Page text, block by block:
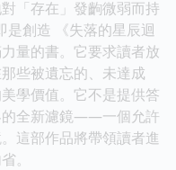
「存在」發齣微弱而持
是創造 《失落的星辰迴
量的書。它要求讀者放
些被遺忘的、未達成
學價值。它不是提供答
的全新濾鏡——一個允許
這部作品將帶領讀者進
。